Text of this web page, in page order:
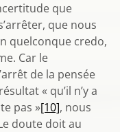
que
que nous
quelconque credo,
Car le
de la pensée
« qu’il n’y a
pas »[10], nous
doute doit au